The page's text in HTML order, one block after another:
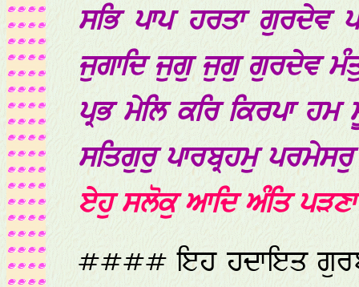
ਸਭਿ ਪਾਪ ਹਰਤਾ ਗੁਰਦੇਵ
ਜੁਗਾਦਿ ਜੁਗੁ ਜੁਗੁ ਗੁਰਦੇਵ
ਪ੍ਰਭ ਮੇਲਿ ਕਰਿ ਕਿਰਪਾ
ਸਤਿਗੁਰੁ ਪਾਰਬ੍ਰਹਮੁ
ਏਹੁ ਸਲੋਕੁ ਆਦਿ ਅੰਤਿ
#### ਇਹ ਹਦਾਇਤ